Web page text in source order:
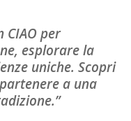
CIAO per
esplorare la
uniche. Scopri
a una